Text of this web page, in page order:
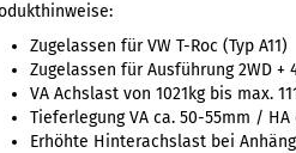
Zugelassen für VW T-Roc (Typ A11)
Zugelassen für Ausführung 2WD
VA Achslast von 1021kg bis max.
Tieferlegung VA ca. 50-55mm /
Erhöhte Hinterachslast bei